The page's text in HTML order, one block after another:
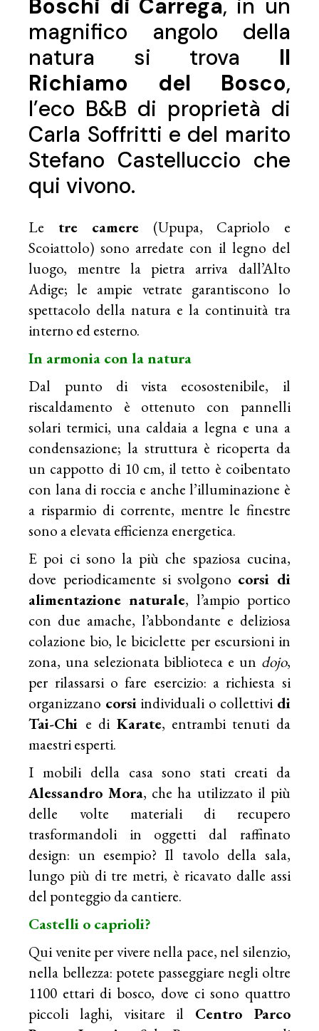
Boschi di Carrega, in un
magnifico angolo della
natura si trova Il
Richiamo del Bosco,
l’eco B&B di proprietà di
Carla Soffritti e del marito
Stefano Castelluccio che
qui vivono.
Le tre camere (Upupa, Capriolo e
Scoiattolo) sono arredate con il legno del
luogo, mentre la pietra arriva dall’Alto
Adige; le ampie vetrate garantiscono lo
spettacolo della natura e la continuità tra
interno ed esterno.
In armonia con la natura
Dal punto di vista ecosostenibile, il
riscaldamento è ottenuto con pannelli
solari termici, una caldaia a legna e una a
condensazione; la struttura è ricoperta da
un cappotto di 10 cm, il tetto è coibentato
con lana di roccia e anche l’illuminazione è
a risparmio di corrente, mentre le finestre
sono a elevata efficienza energetica.
E poi ci sono la più che spaziosa cucina,
dove periodicamente si svolgono corsi di
alimentazione naturale, l’ampio portico
con due amache, l’abbondante e deliziosa
colazione bio, le biciclette per escursioni in
zona, una selezionata biblioteca e un dojo,
per rilassarsi o fare esercizio: a richiesta si
organizzano corsiindividuali o collettivi di
Tai-Chi e di Karate, entrambi tenuti da
maestri esperti.
I mobili della casa sono stati creati da
Alessandro Mora, che ha utilizzato il più
delle volte materiali di recupero
trasformandoli in oggetti dal raffinato
design: un esempio? Il tavolo della sala,
lungo più di tre metri, è ricavato dalle assi
del ponteggio da cantiere.
Castelli o caprioli?
Qui venite per vivere nella pace, nel silenzio,
nella bellezza: potete passeggiare negli oltre
1100 ettari di bosco, dove ci sono quattro
piccoli laghi, visitare il Centro Parco